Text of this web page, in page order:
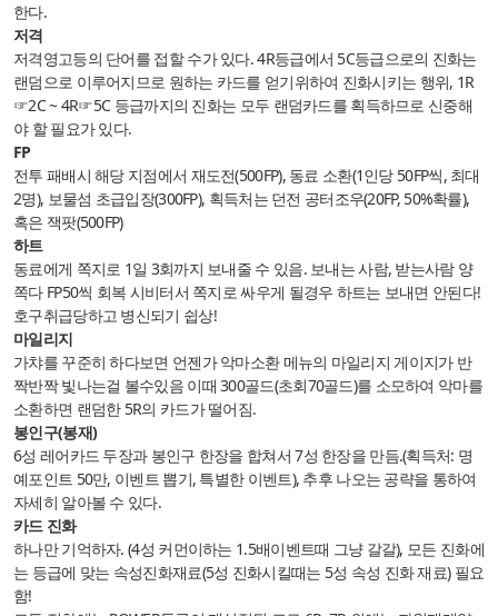
한다.
저격
저격영고등의 단어를 접할 수가 있다. 4R등급에서 5C등급으로의 진화는
랜덤으로 이루어지므로 원하는 카드를 얻기위하여 진화시키는 행위, 1R
☞2C ~ 4R☞5C 등급까지의 진화는 모두 랜덤카드를 획득하므로 신중해
야 할 필요가 있다.
FP
전투 패배시 해당 지점에서 재도전(500FP), 동료 소환(1인당 50FP씩, 최대
2명), 보물섬 초급입장(300FP), 획득처는 던전 공터조우(20FP, 50%확률),
혹은 잭팟(500FP)
하트
동료에게 쪽지로 1일 3회까지 보내줄 수 있음. 보내는 사람, 받는사람 양
쪽다 FP50씩 회복 시비터서 쪽지로 싸우게 될경우 하트는 보내면 안된다!
호구취급당하고 병신되기 쉽상!
마일리지
가챠를 꾸준히 하다보면 언젠가 악마소환 메뉴의 마일리지 게이지가 반
짝반짝 빛나는걸 볼수있음 이때 300골드(초회70골드)를 소모하여 악마를
소환하면 랜덤한 5R의 카드가 떨어짐.
봉인구(봉재)
6성 레어카드 두장과 봉인구 한장을 합쳐서 7성 한장을 만듬.(획득처: 명
예포인트 50만, 이벤트 뽑기, 특별한 이벤트), 추후 나오는 공략을 통하여
자세히 알아볼 수 있다.
카드 진화
하나만 기억하자. (4성 커먼이하는 1.5배이벤트때 그냥 갈갈), 모든 진화에
는 등급에 맞는 속성진화재료(5성 진화시킬때는 5성 속성 진화 재료) 필요
함!